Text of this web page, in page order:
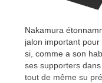
Nakamura
jalon important
si, comme a son
ses supporters
tout de même su